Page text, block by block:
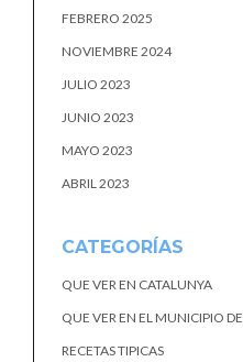
FEBRERO 2025
NOVIEMBRE 2024
JULIO 2023
JUNIO 2023
MAYO 2023
ABRIL 2023
CATEGORÍAS
QUE VER EN CATALUNYA
QUE VER EN EL MUNICIPIO DE
RECETAS TIPICAS